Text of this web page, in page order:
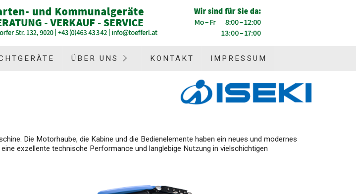
ÜBER UNS KONTAKT IMPRESSUM
Die Motorhaube, die Kabine und die Bedienelemente haben ein neues und modernes
exzellente technische Performance und langlebige Nutzung in vielschichtigen